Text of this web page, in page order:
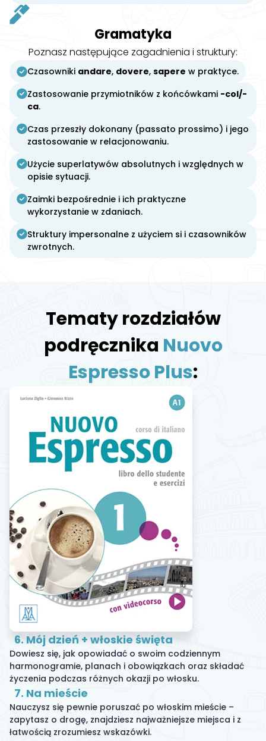
Gramatyka
Poznasz następujące zagadnienia i struktury:
Czasowniki andare, dovere, sapere w praktyce.
Zastosowanie przymiotników z końcówkami -col/-
ca.
Czas przeszły dokonany (passato prossimo) i jego
zastosowanie w relacjonowaniu.
Użycie superlatywów absolutnych i względnych w
opisie sytuacji.
Zaimki bezpośrednie i ich praktyczne
wykorzystanie w zdaniach.
Struktury impersonalne z użyciem si i czasowników
zwrotnych.
Tematy rozdziałów
podręcznika Nuovo
Espresso Plus:
6. Mój dzień + włoskie święta
Dowiesz się, jak opowiadać o swoim codziennym
harmonogramie, planach i obowiązkach oraz składać
życzenia podczas różnych okazji po włosku.
7. Na mieście
Nauczysz się pewnie poruszać po włoskim mieście –
zapytasz o drogę, znajdziesz najważniejsze miejsca i z
łatwością zrozumiesz wskazówki.